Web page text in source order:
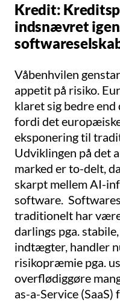
Kredit:
indsnævret
Våbenhvilen
appetit på risiko.
klaret sig bedre end
fordi det
eksponering til
Udviklingen på det
marked er to-delt,
skarpt mellem AI-
software.
traditionelt har
darlings pga.
indtægter, handler
risikopræmie pga.
overflødiggøre
as-a-Service